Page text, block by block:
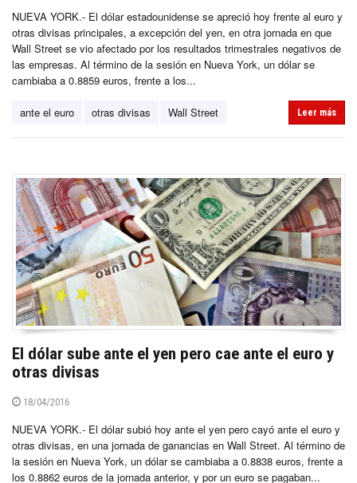
NUEVA YORK.- El dólar estadounidense se apreció hoy frente al euro y
otras divisas principales, a excepción del yen, en otra jornada en que
Wall Street se vio afectado por los resultados trimestrales negativos de
las empresas. Al término de la sesión en Nueva York, un dólar se
cambiaba a 0.8859 euros, frente a los...
ante el euro otras divisas Wall Street Leer más
El dólar sube ante el yen pero cae ante el euro y
otras divisas
18/04/2016
NUEVA YORK.- El dólar subió hoy ante el yen pero cayó ante el euro y
otras divisas, en una jornada de ganancias en Wall Street. Al término de
la sesión en Nueva York, un dólar se cambiaba a 0.8838 euros, frente a
los 0.8862 euros de la jornada anterior, y por un euro se pagaban...